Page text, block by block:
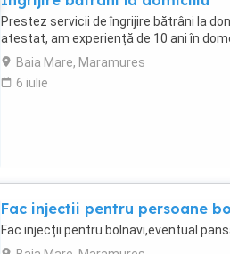
Prestez servicii de îngrijire bătrâni la
atestat, am experiență de 10 ani în
Baia Mare, Maramures
6 iulie
Fac injectii pentru persoane
Fac injecții pentru bolnavi,eventual